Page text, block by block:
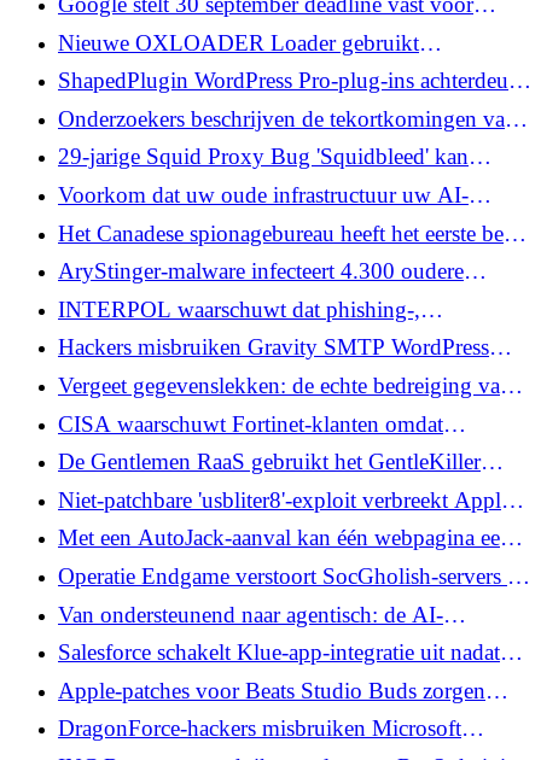
herstellen
verificatie van Android-ontwikkelaars in vier
landen
Nieuwe OXLOADER Loader gebruikt
kwaadaardige Google-advertenties om
CastleStealer te leveren
ShapedPlugin WordPress Pro-plug-ins achterdeur
in supply chain-aanval
Onderzoekers beschrijven de tekortkomingen van
DifyTap in Dify die AI-chats tussen huurders aan
het licht kunnen brengen
29-jarige Squid Proxy Bug 'Squidbleed' kan
Cleartext HTTP-verzoeken lekken
Voorkom dat uw oude infrastructuur uw AI-
agenten kapt
Het Canadese spionagebureau heeft het eerste bevel
in zijn soort gebruikt om met botnets geïnfecteerde
apparaten te reinigen
AryStinger-malware infecteert 4.300 oudere
routers om een ​​verkenningsproxynetwerk op te
bouwen
INTERPOL waarschuwt dat phishing-,
ransomware- en AI-fraude in Azië en de Stille
Oceaan toenemen
Hackers misbruiken Gravity SMTP WordPress
Plugin Bug om API-sleutels bloot te leggen
Vergeet gegevenslekken: de echte bedreiging van
Shadow AI is toegangscontrole
CISA waarschuwt Fortinet-klanten omdat
FortiBleed 86.644 FortiGate-apparaten treft
De Gentlemen RaaS gebruikt het GentleKiller
EDR-framework dat zich richt op 400
beveiligingsprocessen
Niet-patchbare 'usbliter8'-exploit verbreekt Apple
A12 en A13 SecureROM Boot Chain
Met een AutoJack-aanval kan één webpagina een
AI-agent kapen voor uitvoering van de hostcode
Operatie Endgame verstoort SocGholish-servers en
ruimt 14.971 WordPress-sites op
Van ondersteunend naar agentisch: de AI-
verschuiving die bedreigingsbeheer opnieuw
definieert
Salesforce schakelt Klue-app-integratie uit nadat
misbruik van OAuth-tokens klantgegevens
openbaar maakt
Apple-patches voor Beats Studio Buds zorgen
ervoor dat aanvallers in de buurt via de microfoon
kunnen spioneren
DragonForce-hackers misbruiken Microsoft